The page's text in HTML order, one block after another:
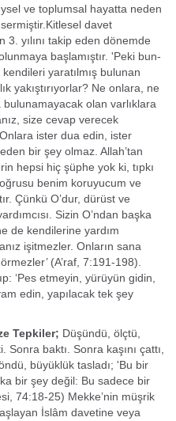
ve toplumsal hayatta neden
davet
yılını takip eden dönemde
başlamıştır. 'Peki bun­
yaratılmış bulunan
yakıştırıyorlar? Ne onlara, ne
olan varlıklara
size cevap vere­cek
ister dua edin, ister
bir şey olmaz. Allah’tan
hep­si hiç şüphe yok ki, tıpkı
benim ko­ruyucum ve
Çünkü O’dur, dürüst ve
Sizin O’ndan başka
de kendilerine yardım
işitmezler. Onla­rın sana
(A’raf, 7:191-198).
‘Pes etmeyin, yürüyün gidin,
edin, yapılacak tek şey
Tepkiler; Düşündü, ölçtü,
baktı. Sonra ka­şını çattı,
büyüklük tasladı; 'Bu bir
bir şey değil: Bu sadece bir
74:18-25) Mekke’nin müşrik
İslâm davetine veya